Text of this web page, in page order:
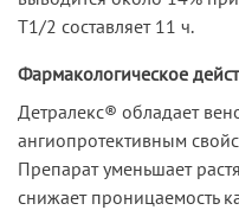
T1/2 составляет 11 ч.
Фармакологическое
Детралекс® обладает
ангиопротективным
Препарат уменьшает
снижает проницаемость